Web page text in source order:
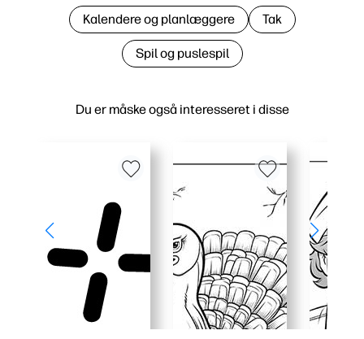
Du er måske også interesseret i disse
Kalendere og planlæggere Tak
Spil og puslespil